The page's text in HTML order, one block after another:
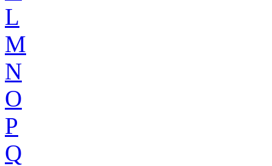
L
M
N
O
P
Q